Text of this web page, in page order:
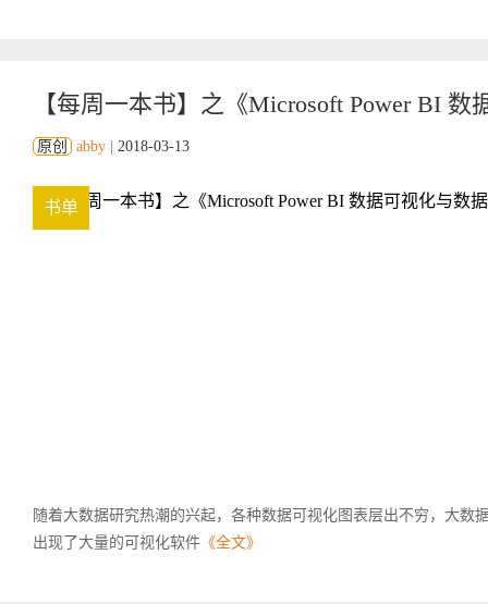
【每周一本书】之《Microsoft Power BI
原创 abby 2018-03-13
书单
随着大数据研究热潮的兴起，各种数据可视化图表层出不穷，大数
出现了大量的可视化软件 《全文》